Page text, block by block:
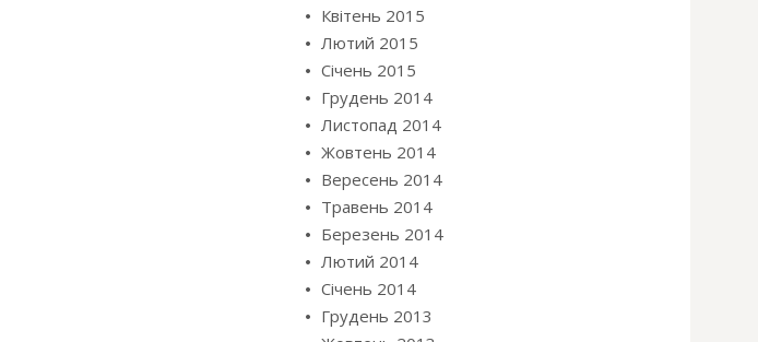
Квітень 2015
Лютий 2015
Січень 2015
Грудень 2014
Листопад 2014
Жовтень 2014
Вересень 2014
Травень 2014
Березень 2014
Лютий 2014
Січень 2014
Грудень 2013